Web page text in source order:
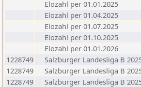
Elozahl per 01.01.2025
Elozahl per 01.04.2025
Elozahl per 01.07.2025
Elozahl per 01.10.2025
Elozahl per 01.01.2026
1228749
Salzburger Landesliga B
1228749
Salzburger Landesliga B
1228749
Salzburger Landesliga B